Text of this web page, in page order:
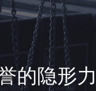
的隐形